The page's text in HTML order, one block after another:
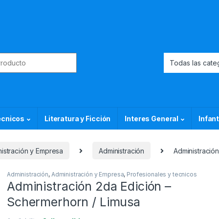
Literatura y Ficción Interes General
y Empresa Administración
Administración, Administración y Empresa, Profesionales y tecnicos
Administración 2da Edición –
Schermerhorn / Limusa